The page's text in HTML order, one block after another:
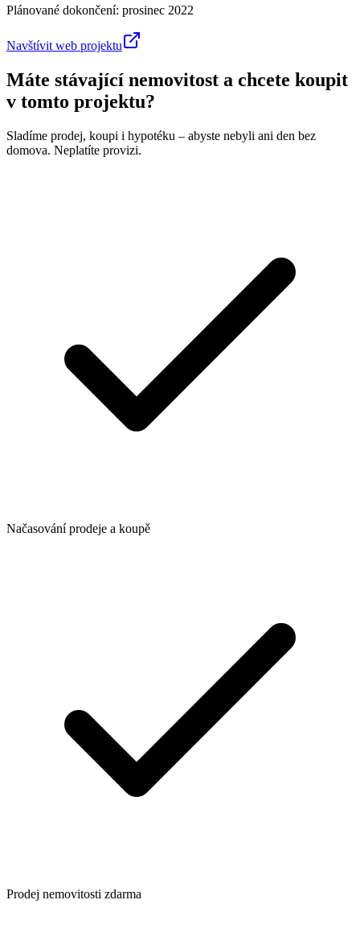
Plánované dokončení: prosinec 2022
Navštívit web projektu
Máte stávající nemovitost a chcete koupit
v tomto projektu?
Sladíme prodej, koupi i hypotéku – abyste nebyli ani den bez
domova. Neplatíte provizi.
Načasování prodeje a koupě
Prodej nemovitosti zdarma